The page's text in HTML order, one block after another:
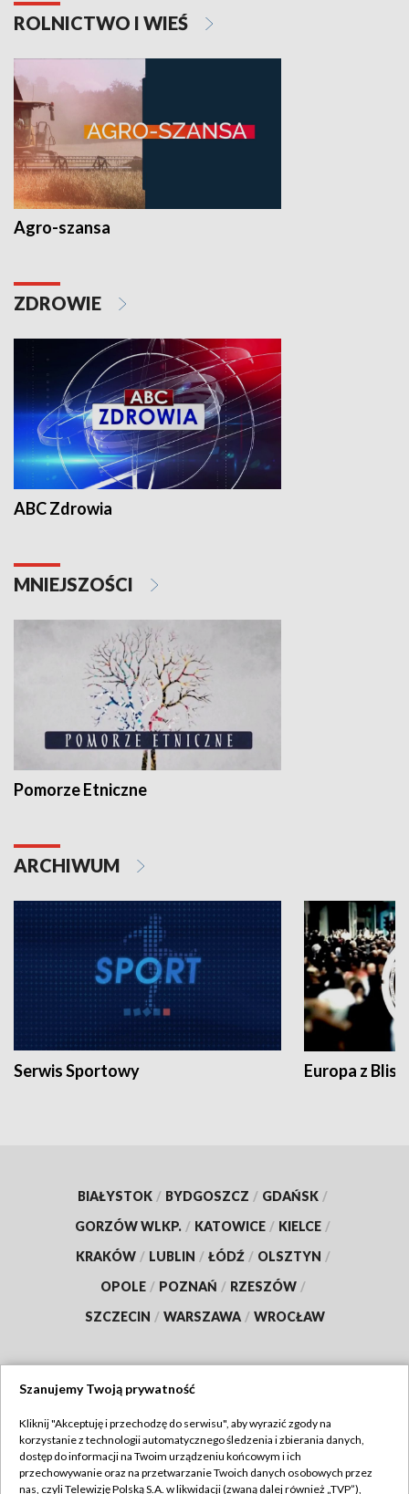
ROLNICTWO I WIEŚ
Agro-szansa
ZDROWIE
ABC Zdrowia
MNIEJSZOŚCI
Pomorze Etniczne
ARCHIWUM
Serwis Sportowy Europa z
BIAŁYSTOK / BYDGOSZCZ / GDAŃSK /
GORZÓW WLKP. / KATOWICE / KIELCE /
KRAKÓW / LUBLIN / ŁÓDŹ / OLSZTYN /
OPOLE / POZNAŃ / RZESZÓW /
SZCZECIN / WARSZAWA / WROCŁAW
TVP
Abonament TVP
Regulamin TVP
Szanujemy Twoją prywatność
Kliknij "Akceptuję i przechodzę do serwisu", aby wyrazić zgody na
korzystanie z technologii automatycznego śledzenia i zbierania danych,
dostęp do informacji na Twoim urządzeniu końcowym i ich
przechowywanie oraz na przetwarzanie Twoich danych osobowych przez
nas, czyli Telewizję Polską S.A. w likwidacji (zwaną dalej również „TVP”),